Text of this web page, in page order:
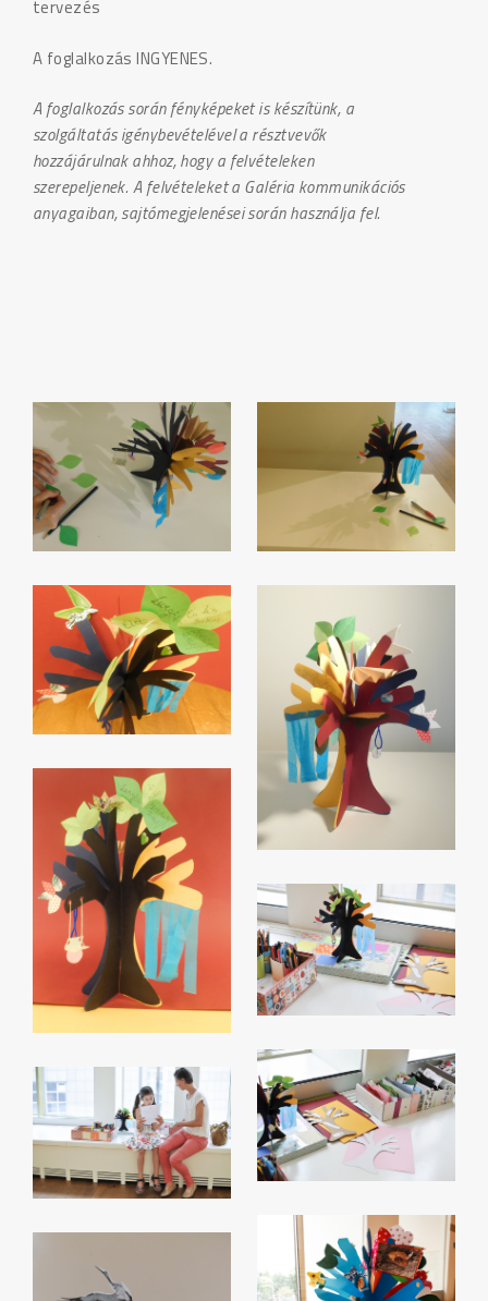
tervezés
A foglalkozás INGYENES.
A foglalkozás során fényképeket is készítünk, a
szolgáltatás igénybevételével a résztvevők
hozzájárulnak ahhoz, hogy a felvételeken
szerepeljenek. A felvételeket a Galéria kommunikációs
anyagaiban, sajtómegjelenései során használja fel.